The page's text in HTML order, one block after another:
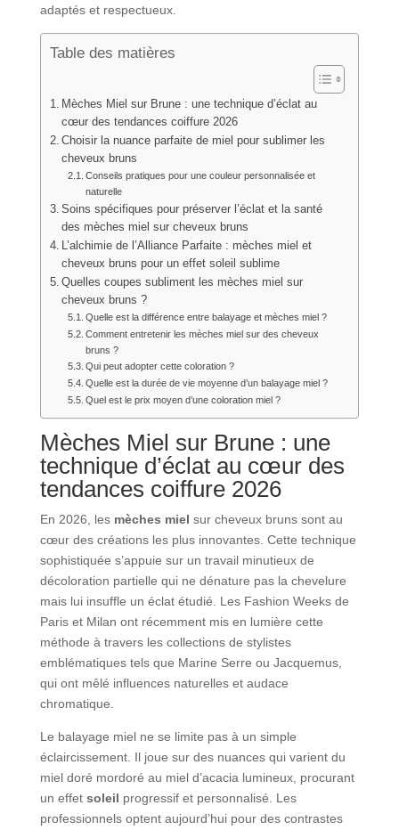
adaptés et respectueux.
Table des matières
Mèches Miel sur Brune : une technique d’éclat au
cœur des tendances coiffure 2026
Choisir la nuance parfaite de miel pour sublimer les
cheveux bruns
Conseils pratiques pour une couleur personnalisée et
naturelle
Soins spécifiques pour préserver l’éclat et la santé
des mèches miel sur cheveux bruns
L’alchimie de l’Alliance Parfaite : mèches miel et
cheveux bruns pour un effet soleil sublime
Quelles coupes subliment les mèches miel sur
cheveux bruns ?
Quelle est la différence entre balayage et mèches miel ?
Comment entretenir les mèches miel sur des cheveux
bruns ?
Qui peut adopter cette coloration ?
Quelle est la durée de vie moyenne d’un balayage miel ?
Quel est le prix moyen d’une coloration miel ?
Mèches Miel sur Brune : une
technique d’éclat au cœur des
tendances coiffure 2026
En 2026, les mèches miel sur cheveux bruns sont au
cœur des créations les plus innovantes. Cette technique
sophistiquée s’appuie sur un travail minutieux de
décoloration partielle qui ne dénature pas la chevelure
mais lui insuffle un éclat étudié. Les Fashion Weeks de
Paris et Milan ont récemment mis en lumière cette
méthode à travers les collections de stylistes
emblématiques tels que Marine Serre ou Jacquemus,
qui ont mêlé influences naturelles et audace
chromatique.
Le balayage miel ne se limite pas à un simple
éclaircissement. Il joue sur des nuances qui varient du
miel doré mordoré au miel d’acacia lumineux, procurant
un effet soleil progressif et personnalisé. Les
professionnels optent aujourd’hui pour des contrastes